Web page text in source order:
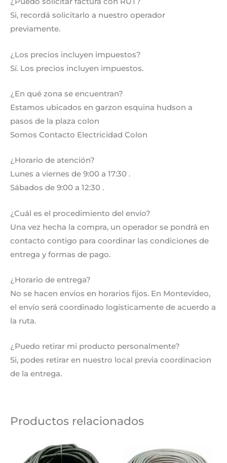
Si, recordá solicitarlo a nuestro operador
previamente.
¿Los precios incluyen impuestos?
Sí. Los precios incluyen impuestos.
¿En qué zona se encuentran?
Estamos ubicados en garzon esquina hudson a
pasos de la plaza colon
Somos Contacto Electricidad Colon
¿Horario de atención?
Lunes a viernes de 9:00 a 17:30 .
Sábados de 9:00 a 12:30 .
¿Cuál es el procedimiento del envío?
Una vez hecha la compra, un operador se pondrá en
contacto contigo para coordinar las condiciones de
entrega y formas de pago.
¿Horario de entrega?
No se hacen envíos en horarios fijos. En Montevideo,
el envío será coordinado logísticamente de acuerdo a
la ruta.
¿Puedo retirar mi producto personalmente?
Si, podes retirar en nuestro local previa coordinacion
de la entrega.
Productos relacionados